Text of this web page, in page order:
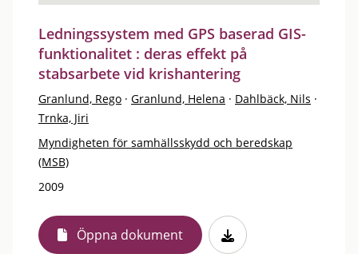
Ledningssystem med GPS baserad GIS-
funktionalitet : deras effekt på
stabsarbete vid krishantering
Granlund, Rego · Granlund, Helena · Dahlbäck, Nils ·
Trnka, Jiri
Myndigheten för samhällsskydd och beredskap
(MSB)
2009
Öppna dokument